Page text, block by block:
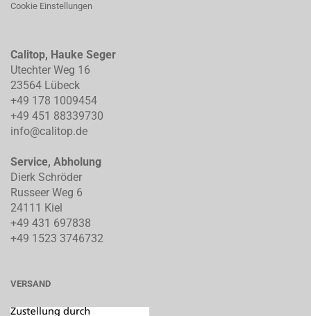
Cookie Einstellungen
Calitop, Hauke Seger
Utechter Weg 16
23564 Lübeck
+49 178 1009454
+49 451 88339730
info@calitop.de
Service, Abholung
Dierk Schröder
Russeer Weg 6
24111 Kiel
+49 431 697838
+49 1523 3746732
VERSAND